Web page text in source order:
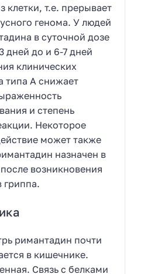
клетки, т.е. прерывает
генома. У людей
в суточной дозе
дней до и 6-7 дней
клинических
типа А снижает
и степень
Некоторое
может также
назначен в
возникновения
гриппа.
римантадин почти
в кишечнике.
Связь с белками